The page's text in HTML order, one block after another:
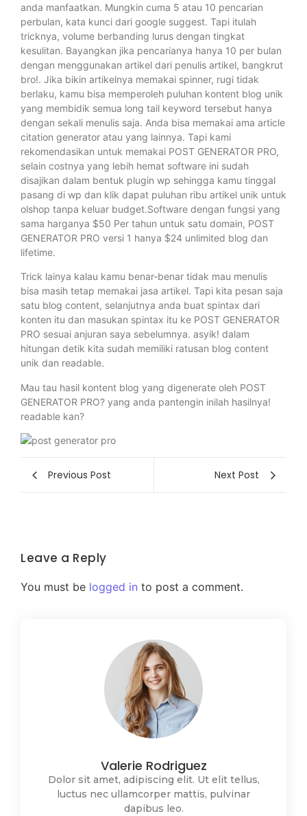
anda manfaatkan. Mungkin cuma 5 atau 10 pencarian
perbulan, kata kunci dari google suggest. Tapi itulah
tricknya, volume berbanding lurus dengan tingkat
kesulitan. Bayangkan jika pencarianya hanya 10 per bulan
dengan menggunakan artikel dari penulis artikel, bangkrut
bro!. Jika bikin artikelnya memakai spinner, rugi tidak
berlaku, kamu bisa memperoleh puluhan kontent blog unik
yang membidik semua long tail keyword tersebut hanya
dengan sekali menulis saja. Anda bisa memakai ama article
citation generator atau yang lainnya. Tapi kami
rekomendasikan untuk memakai POST GENERATOR PRO,
selain costnya yang lebih hemat software ini sudah
disajikan dalam bentuk plugin wp sehingga kamu tinggal
pasang di wp dan klik dapat puluhan ribu artikel unik untuk
olshop tanpa keluar budget.Software dengan fungsi yang
sama harganya $50 Per tahun untuk satu domain, POST
GENERATOR PRO versi 1 hanya $24 unlimited blog dan
lifetime.
Trick lainya kalau kamu benar-benar tidak mau menulis
bisa masih tetap memakai jasa artikel. Tapi kita pesan saja
satu blog content, selanjutnya anda buat spintax dari
konten itu dan masukan spintax itu ke POST GENERATOR
PRO sesuai anjuran saya sebelumnya. asyik! dalam
hitungan detik kita sudah memiliki ratusan blog content
unik dan readable.
Mau tau hasil kontent blog yang digenerate oleh POST
GENERATOR PRO? yang anda pantengin inilah hasilnya!
readable kan?
Previous Post Next Post
Leave a Reply
You must be logged in to post a comment.
Valerie Rodriguez
Dolor sit amet, adipiscing elit. Ut elit tellus,
luctus nec ullamcorper mattis, pulvinar
dapibus leo.